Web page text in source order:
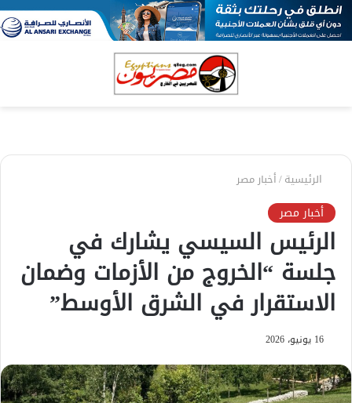
الرئيسية/أخبار مصر
أخبار مصر
الرئيس السيسي يشارك في
جلسة “الخروج من الأزمات وضمان
الاستقرار في الشرق الأوسط”
16 يونيو، 2026